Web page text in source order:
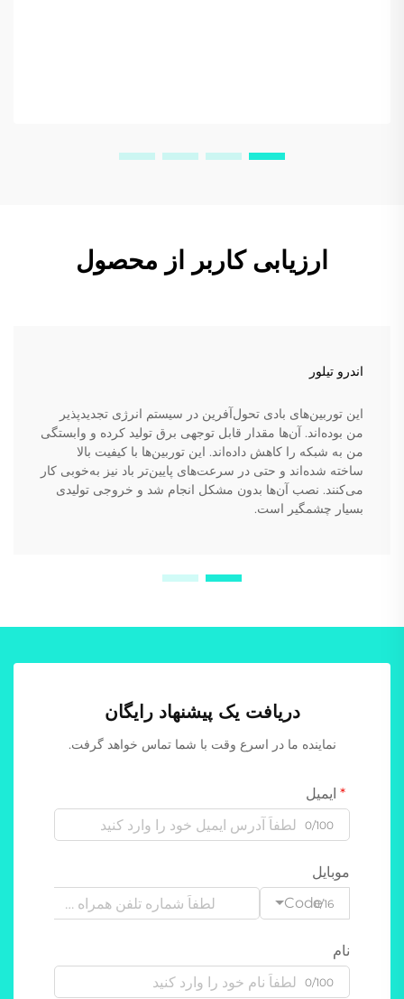
ارزیابی کاربر از محصول
اندرو تیلور
این توربین‌های بادی تحول‌آفرین در سیستم انرژی تجدیدپذیر
من بوده‌اند. آن‌ها مقدار قابل توجهی برق تولید کرده و وابستگی
من به شبکه را کاهش داده‌اند. این توربین‌ها با کیفیت بالا
ساخته شده‌اند و حتی در سرعت‌های پایین‌تر باد نیز به‌خوبی کار
می‌کنند. نصب آن‌ها بدون مشکل انجام شد و خروجی تولیدی
بسیار چشمگیر است.
دریافت یک پیشنهاد رایگان
نماینده ما در اسرع وقت با شما تماس خواهد گرفت.
ایمیل
0/100
موبایل
Code0/16
نام
0/100